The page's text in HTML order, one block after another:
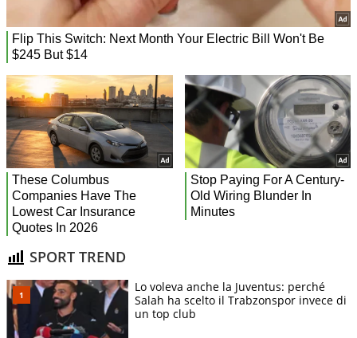
SPORT TREND
Lo voleva anche la Juventus: perché
Salah ha scelto il Trabzonspor invece di
un top club